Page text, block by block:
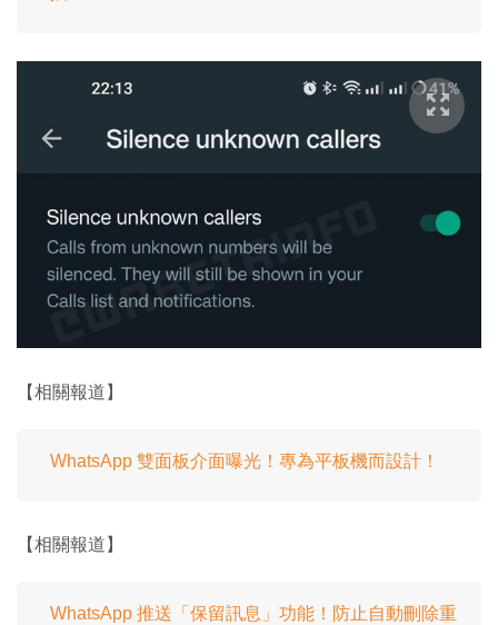
【相關報道】
WhatsApp 雙面板介面曝光！專為平板機而設計！
【相關報道】
WhatsApp 推送「保留訊息」功能！防止自動刪除重